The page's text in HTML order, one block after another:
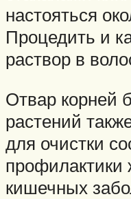
настояться
Процедить и
раствор в
Отвар корней
растений
для очистки
профилактики
кишечных